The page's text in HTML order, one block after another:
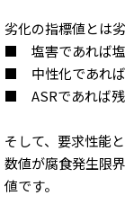
劣化の指標値とは
■ 塩害であれば塩
■ 中性化であれば
■ ASRであれば残
そして、要求性能
数値が腐食発生限
値です。